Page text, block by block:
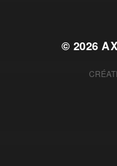
© 2026